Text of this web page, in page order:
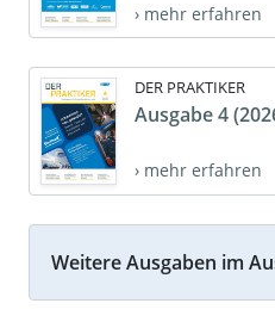
› mehr erfahren
DER PRAKTIKER
Ausgabe 4
› mehr erfahren
Weitere Ausgaben im